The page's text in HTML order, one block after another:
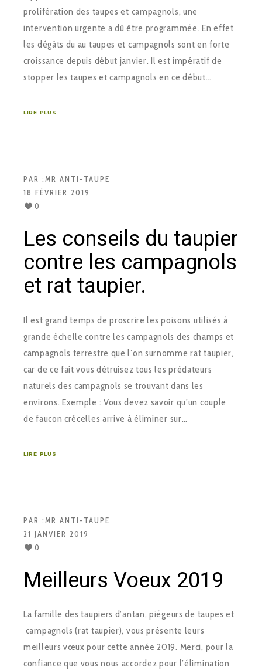
prolifération des taupes et campagnols, une
intervention urgente a dû être programmée. En effet
les dégâts du au taupes et campagnols sont en forte
croissance depuis début janvier. Il est impératif de
stopper les taupes et campagnols en ce début…
LIRE PLUS
PAR :MR ANTI-TAUPE
18 FÉVRIER 2019
0
Les conseils du taupier
contre les campagnols
et rat taupier.
Il est grand temps de proscrire les poisons utilisés à
grande échelle contre les campagnols des champs et
campagnols terrestre que l’on surnomme rat taupier,
car de ce fait vous détruisez tous les prédateurs
naturels des campagnols se trouvant dans les
environs. Exemple : Vous devez savoir qu’un couple
de faucon crécelles arrive à éliminer sur…
LIRE PLUS
PAR :MR ANTI-TAUPE
21 JANVIER 2019
0
Meilleurs Voeux 2019
La famille des taupiers d’antan, piégeurs de taupes et
campagnols (rat taupier), vous présente leurs
meilleurs vœux pour cette année 2019. Merci, pour la
confiance que vous nous accordez pour l’élimination